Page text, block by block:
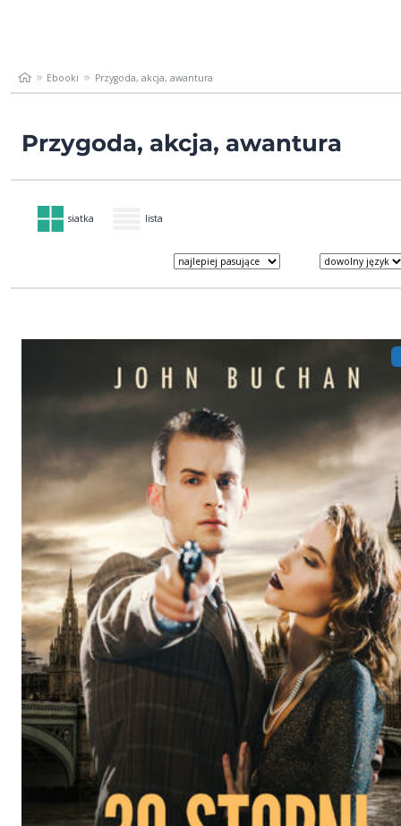
Ebooki Przygoda, akcja, awantura
Przygoda, akcja, awantura
siatka lista